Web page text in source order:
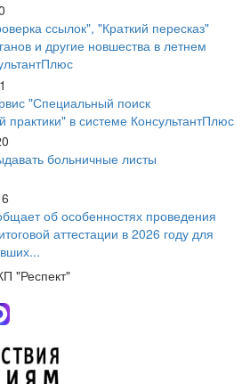
ссылок", "Краткий пересказ"
и другие новшества в летнем
"Специальный поиск
практики" в системе КонсультантПлюс
больничные листы
об особенностях проведения
аттестации в 2026 году для
"Респект"